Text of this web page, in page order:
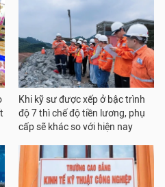
Khi kỹ sư được xếp ở bậc trình
độ 7 thì chế độ tiền lương, phụ
cấp sẽ khác so với hiện nay